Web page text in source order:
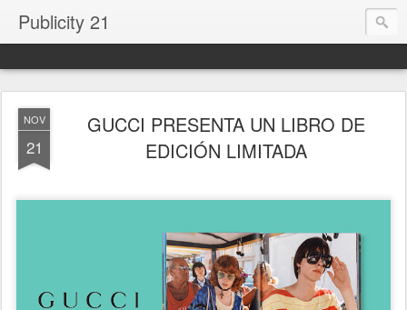
Publicity 21
NOV
21
GUCCI PRESENTA UN LIBRO DE
EDICIÓN LIMITADA